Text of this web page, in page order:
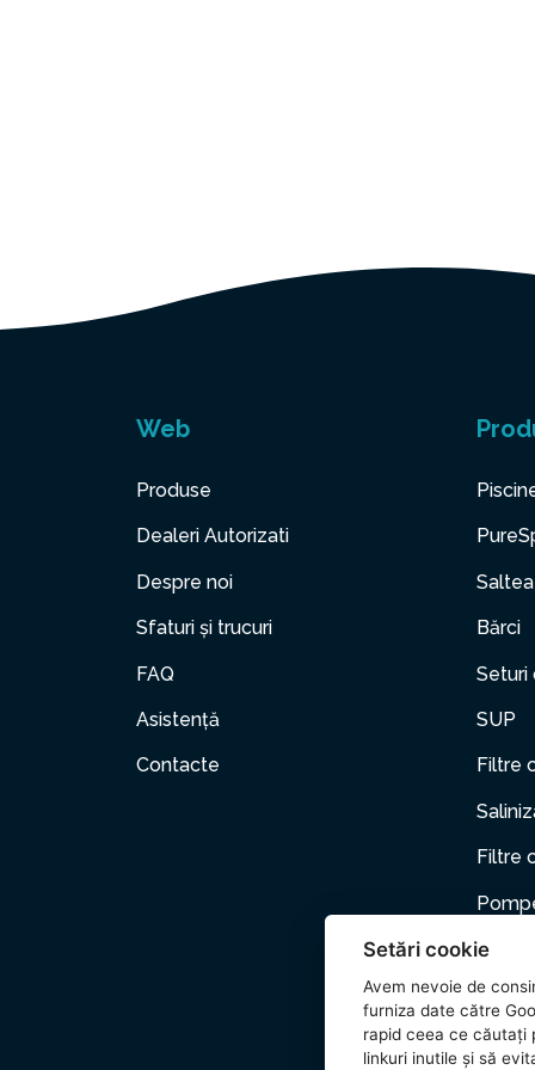
Web
Produse
Dealeri Autorizati
Despre noi
Sfaturi și trucuri
FAQ
Asistență
Contacte
Bărci
Seturi
SUP
Filtre
Filtre
Setări cookie
Avem nevoie de
furniza date către
rapid ceea ce căutați
linkuri inutile și să